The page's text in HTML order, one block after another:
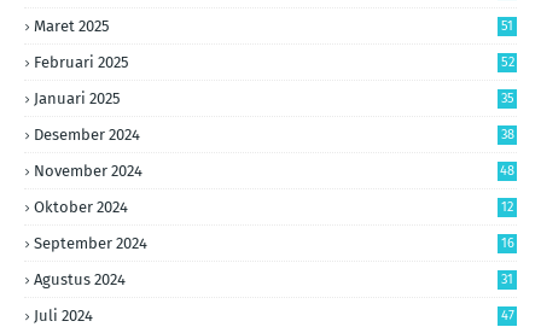
Maret 2025 51
Februari 2025 52
Januari 2025 35
Desember 2024 38
November 2024 48
Oktober 2024 12
September 2024 16
Agustus 2024 31
Juli 2024 47